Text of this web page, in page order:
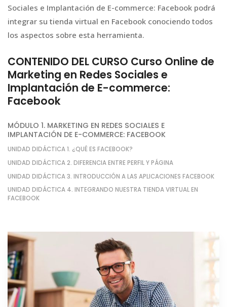
Sociales e Implantación de E-commerce: Facebook podrá
integrar su tienda virtual en Facebook conociendo todos
los aspectos sobre esta herramienta.
CONTENIDO DEL CURSO Curso Online de
Marketing en Redes Sociales e
Implantación de E-commerce:
Facebook
MÓDULO 1. MARKETING EN REDES SOCIALES E
IMPLANTACIÓN DE E-COMMERCE: FACEBOOK
UNIDAD DIDÁCTICA 1. ¿QUÉ ES FACEBOOK?
UNIDAD DIDÁCTICA 2. DIFERENCIA ENTRE PERFIL Y PÁGINA
UNIDAD DIDÁCTICA 3. INTRODUCCIÓN A LAS APLICACIONES FACEBOOK
UNIDAD DIDÁCTICA 4. INTEGRANDO NUESTRA TIENDA VIRTUAL EN
FACEBOOK